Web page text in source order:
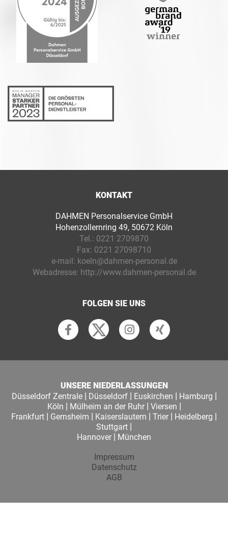
KONTAKT
DAHMEN Personalservice GmbH
Hohenzollernring 49, 50672 Köln
Tel.: 0221 2709870
Fax: 0221 27098710
e-mail: koeln@dahmen-personal.de
Webadresse: http://www.dahmen-personal.de
FOLGEN SIE UNS
UNSERE NIEDERLASSUNGEN
Düsseldorf Zentrale| Düsseldorf| Euskirchen | Hamburg |
Köln | Mülheim an der Ruhr| Viersen |
Frankfurt | Gernsheim | Kaiserslautern | Trier | Heidelberg |
Stuttgart |
Hannover | München
Impressum
Datenschutz
AGB